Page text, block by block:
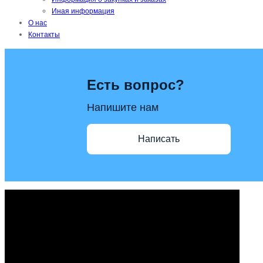
Иная информация
О нас
Контакты
Есть вопрос?
Напишите нам
Написать